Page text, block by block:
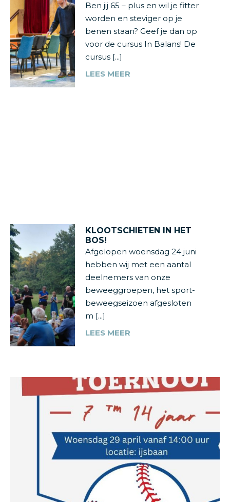
Ben jij 65 – plus en wil je fitter
worden en steviger op je
benen staan? Geef je dan op
voor de cursus In Balans! De
cursus [...]
LEES MEER
KLOOTSCHIETEN IN HET
BOS!
Afgelopen woensdag 24 juni
hebben wij met een aantal
deelnemers van onze
beweeggroepen, het sport-
beweegseizoen afgesloten
m [...]
LEES MEER